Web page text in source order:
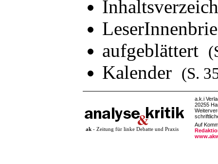
aufgeblättert
Kalender (S.
ak - Zeitung für linke Debatte und Praxis
a.k.i
20255
Auf